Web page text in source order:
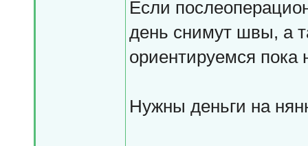
Если
день снимут швы, а
ориентируемся пока
Нужны деньги на